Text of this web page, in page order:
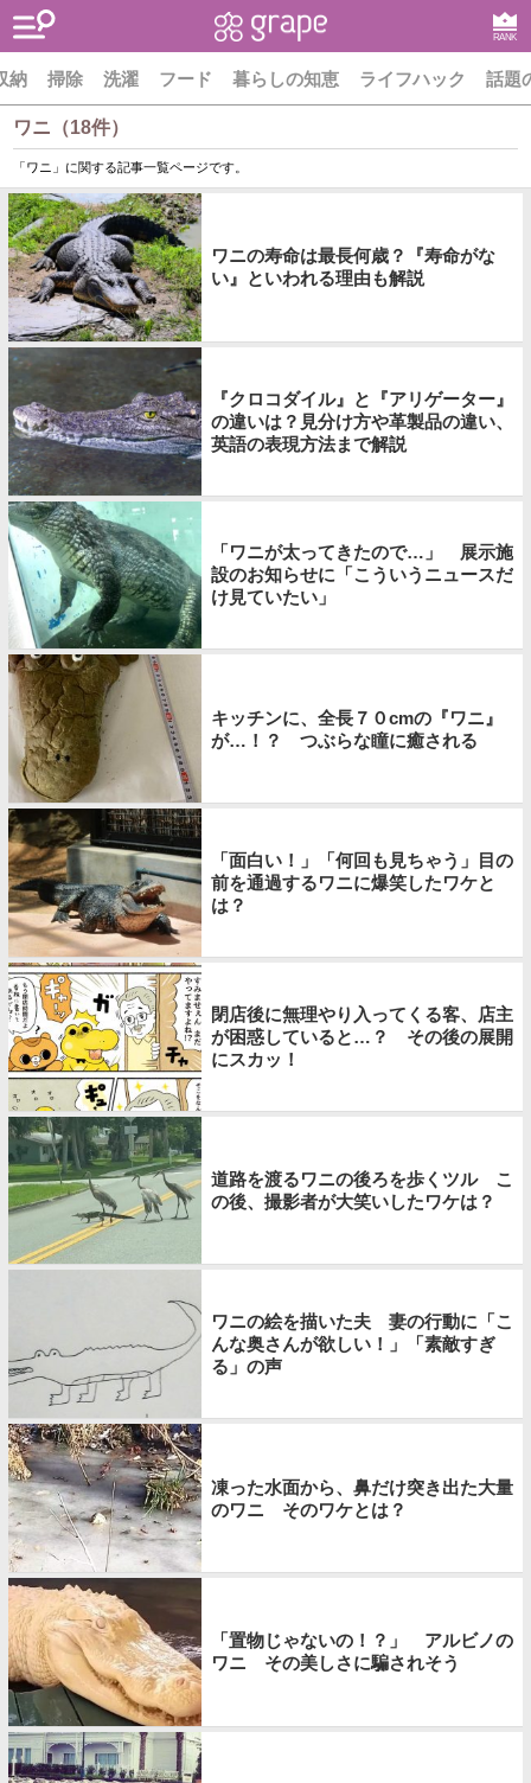
RANK
納 掃除 洗濯 フード 暮らしの知恵 ライフハック 話題
ワニ（18件）
「ワニ」に関する記事一覧ページです。
ワニの寿命は最長何歳？『寿命がな
い』といわれる理由も解説
『クロコダイル』と『アリゲーター』
の違いは？見分け方や革製品の違い、
英語の表現方法まで解説
「ワニが太ってきたので…」 展示施
設のお知らせに「こういうニュースだ
け見ていたい」
キッチンに、全長７０cmの『ワニ』
が…！？ つぶらな瞳に癒される
「面白い！」「何回も見ちゃう」目の
前を通過するワニに爆笑したワケと
は？
閉店後に無理やり入ってくる客、店主
が困惑していると…？ その後の展開
にスカッ！
道路を渡るワニの後ろを歩くツル こ
の後、撮影者が大笑いしたワケは？
ワニの絵を描いた夫 妻の行動に「こ
んな奥さんが欲しい！」「素敵すぎ
る」の声
凍った水面から、鼻だけ突き出た大量
のワニ そのワケとは？
「置物じゃないの！？」 アルビノの
ワニ その美しさに騙されそう